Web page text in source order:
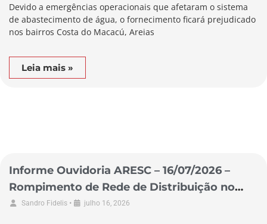
Devido a emergências operacionais que afetaram o sistema
de abastecimento de água, o fornecimento ficará prejudicado
nos bairros Costa do Macacú, Areias
Leia mais »
Informe Ouvidoria ARESC – 16/07/2026 –
Rompimento de Rede de Distribuição no
Município de Garopaba
Sandro Fidelis • julho 16, 2026